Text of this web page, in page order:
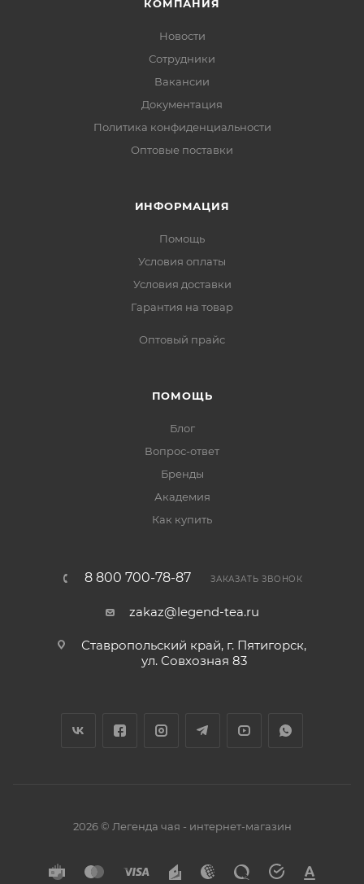
КОМПАНИЯ
Новости
Сотрудники
Вакансии
Документация
Политика конфиденциальности
Оптовые поставки
ИНФОРМАЦИЯ
Помощь
Условия оплаты
Условия доставки
Гарантия на товар
Оптовый прайс
ПОМОЩЬ
Блог
Вопрос-ответ
Бренды
Академия
Как купить
8 800 700-78-87 ЗАКАЗАТЬ ЗВОНОК
zakaz@legend-tea.ru
Ставропольский край, г. Пятигорск,
ул. Совхозная 83
2026 © Легенда чая - интернет-магазин